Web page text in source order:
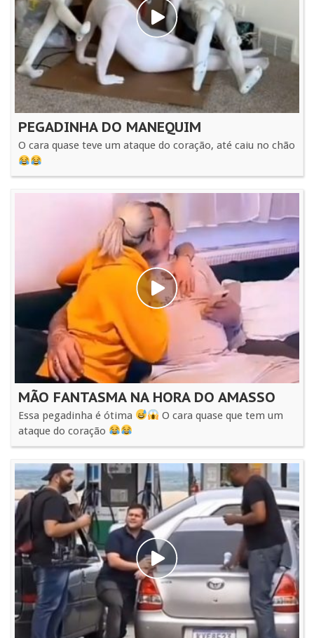
PEGADINHA DO MANEQUIM
O cara quase teve um ataque do coração, até caiu no chão
MÃO FANTASMA NA HORA DO AMASSO
Essa pegadinha é ótima
O cara quase que tem um
ataque do coração